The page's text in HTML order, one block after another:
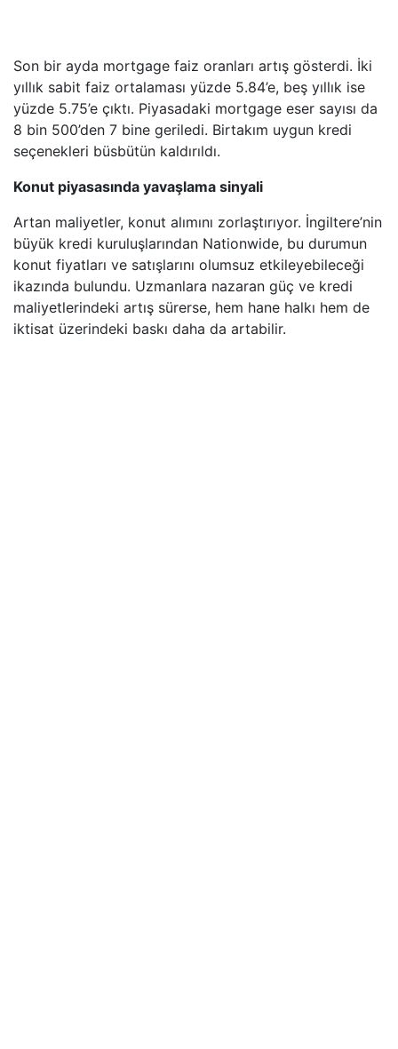
Son bir ayda mortgage faiz oranları artış gösterdi. İki
yıllık sabit faiz ortalaması yüzde 5.84’e, beş yıllık ise
yüzde 5.75’e çıktı. Piyasadaki mortgage eser sayısı da
8 bin 500’den 7 bine geriledi. Birtakım uygun kredi
seçenekleri büsbütün kaldırıldı.
Konut piyasasında yavaşlama sinyali
Artan maliyetler, konut alımını zorlaştırıyor. İngiltere’nin
büyük kredi kuruluşlarından Nationwide, bu durumun
konut fiyatları ve satışlarını olumsuz etkileyebileceği
ikazında bulundu. Uzmanlara nazaran güç ve kredi
maliyetlerindeki artış sürerse, hem hane halkı hem de
iktisat üzerindeki baskı daha da artabilir.